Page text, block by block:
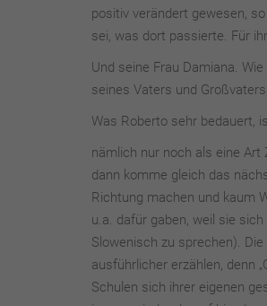
positiv verändert gewesen,
sei, was dort passierte. Für
Und seine Frau Damiana.
seines Vaters und
Was Roberto sehr bedauert,
nämlich nur noch als eine
dann komme gleich das
Richtung machen und kaum
u.a. dafür gaben, weil sie
Slowenisch zu sprechen).
ausführlicher erzählen, denn
Schulen sich ihrer eigenen